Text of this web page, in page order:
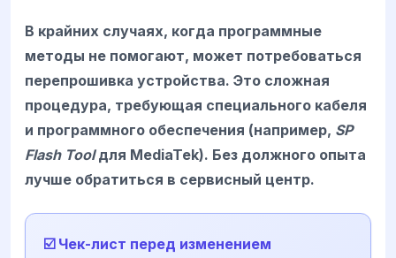
В крайних случаях, когда программные
методы не помогают, может потребоваться
перепрошивка устройства. Это сложная
процедура, требующая специального кабеля
и программного обеспечения (например, SP
Flash Toolдля MediaTek). Без должного опыта
лучше обратиться в сервисный центр.
☑️ Чек-лист перед изменением